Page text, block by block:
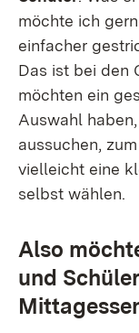
möchte ich
einfacher
Das ist bei den
möchten ein
Auswahl
aussuchen,
vielleicht eine
selbst wählen.
Also
und